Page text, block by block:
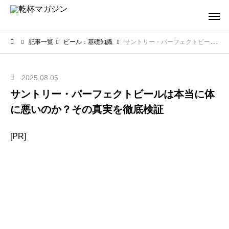
記事一覧 ビール：基礎知識 サントリー・パーフェクトビールは本当に体に悪いのか？その真実を徹底検証
2025.08.05
サントリー・パーフェクトビールは本当に体
に悪いのか？その真実を徹底検証
[PR]